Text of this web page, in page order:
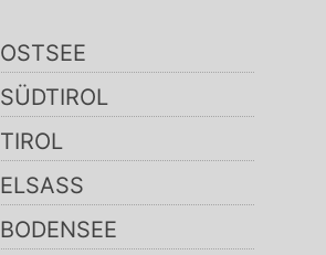
OSTSEE
SÜDTIROL
TIROL
ELSASS
BODENSEE